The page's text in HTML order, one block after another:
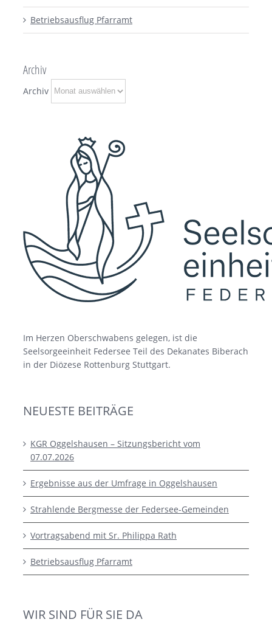
Betriebsausflug Pfarramt
Archiv
Archiv
Im Herzen Oberschwabens gelegen, ist die
Seelsorgeeinheit Federsee Teil des Dekanates Biberach
in der Diözese Rottenburg Stuttgart.
NEUESTE BEITRÄGE
KGR Oggelshausen – Sitzungsbericht vom
07.07.2026
Ergebnisse aus der Umfrage in Oggelshausen
Strahlende Bergmesse der Federsee-Gemeinden
Vortragsabend mit Sr. Philippa Rath
Betriebsausflug Pfarramt
WIR SIND FÜR SIE DA